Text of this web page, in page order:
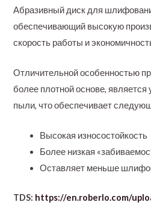
Абразивный диск для
обеспечивающий высокую
скорость работы и
Отличительной особенностью
более плотной основе,
пыли, что обеспечивает
Высокая износостойкость
Более низкая
Оставляет меньше
TDS: https://en.roberlo.com/